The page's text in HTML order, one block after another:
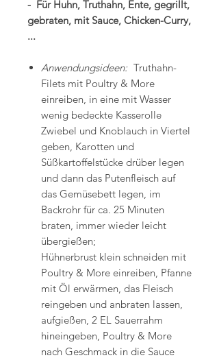
- Für Huhn, Truthahn, Ente, gegrillt,
gebraten, mit Sauce, Chicken-Curry,
...
Anwendungsideen: Truthahn-
Filets mit Poultry & More
einreiben, in eine mit Wasser
wenig bedeckte Kasserolle
Zwiebel und Knoblauch in Viertel
geben, Karotten und
Süßkartoffelstücke drüber legen
und dann das Putenfleisch auf
das Gemüsebett legen, im
Backrohr für ca. 25 Minuten
braten, immer wieder leicht
übergießen;
Hühnerbrust klein schneiden mit
Poultry & More einreiben, Pfanne
mit Öl erwärmen, das Fleisch
reingeben und anbraten lassen,
aufgießen, 2 EL Sauerrahm
hineingeben, Poultry & More
nach Geschmack in die Sauce